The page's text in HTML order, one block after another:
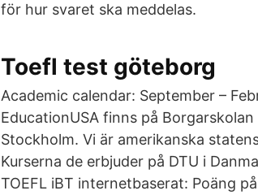
för hur svaret ska meddelas.
Toefl test göteborg
Academic calendar: September –
EducationUSA finns på
Stockholm. Vi är amerikanska
Kurserna de erbjuder på DTU i
TOEFL iBT internetbaserat: Poäng